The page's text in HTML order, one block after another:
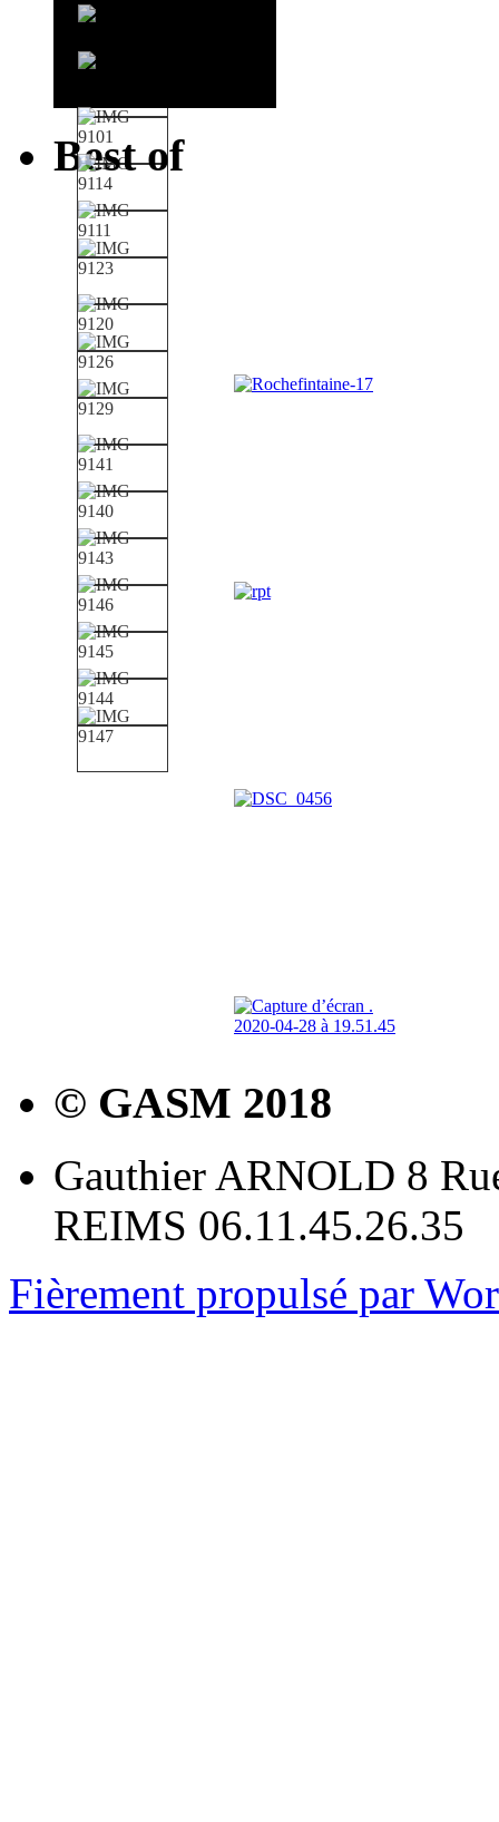
Best of
© GASM 2018
Gauthier ARNOLD 8
REIMS 06.11.45.26.35
Fièrement propulsé par